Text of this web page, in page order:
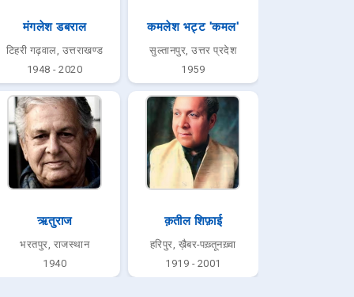
मंगलेश डबराल
टिहरी गढ़वाल, उत्तराखण्ड
1948 - 2020
कमलेश भट्ट 'कमल'
सुल्तानपुर, उत्तर प्रदेश
1959
ऋतुराज
भरतपुर, राजस्थान
1940
क़तील शिफ़ाई
हरिपुर, ख़ैबर-पख़्तूनख़्वा
1919 - 2001